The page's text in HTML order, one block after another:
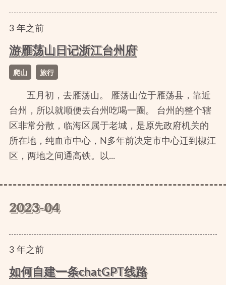
3年之前
游雁荡山日记浙江台州府
爬山 旅行
五月初，去雁荡山。 雁荡山位于雁荡县，靠近
台州，所以就顺便去台州吃喝一圈。 台州的整个辖
区非常分散，临海区属于老城，是原先政府机关的
所在地，纯血市中心，N多年前决定市中心迁到椒江
区，两地之间通高铁。以...
2023-04
3年之前
如何自建一条chatGPT线路